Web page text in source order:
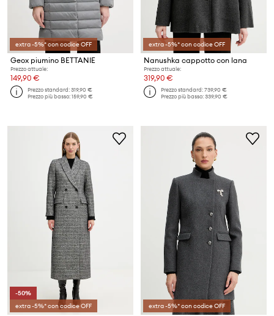
extra -5%* con codice OFF
Geox piumino BETTANIE
Prezzo attuale:
149,90 €
Prezzo standard:319,90 €
Prezzo più basso:159,90 €
extra -5%* con codice OFF
Nanushka cappotto con lana
Prezzo attuale:
319,90 €
Prezzo standard:739,90 €
Prezzo più basso:339,90 €
-50%
extra -5%* con codice OFF
extra -5%* con codice OFF